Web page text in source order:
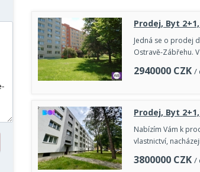
Prodej, Byt
Jedná se o prodej
Ostravě-Zábřehu.
2940000 CZK /
Prodej, Byt
Nabízím Vám k
vlastnictví,
3800000 CZK /